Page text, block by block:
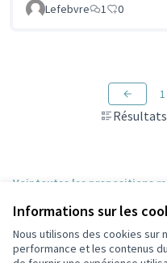
Informations sur les
Nous utilisons des cookies sur
performance et les contenus
Lefebvre
1 0
1
Voir toutes les propositions
Conditions d'utilisation
Paramètres des cookies